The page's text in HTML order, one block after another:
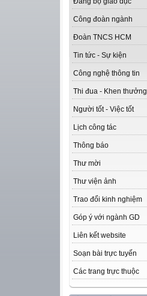
Công đoàn ngành
Đoàn TNCS HCM
Tin tức - Sự kiện
Công nghệ thông tin
Thi đua - Khen thưởng
Người tốt - Việc tốt
Lịch công tác
Thông báo
Thư mời
Thư viện ảnh
Trao đổi kinh nghiệm
Góp ý với ngành GD
Liên kết website
Soạn bài trực tuyến
Các trang trực thuộc